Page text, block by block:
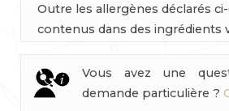
Outre les allergènes déclarés
contenus dans des ingrédients
susceptibles de contenir des
substances allergènes.
Vous avez une
demande particulière ?